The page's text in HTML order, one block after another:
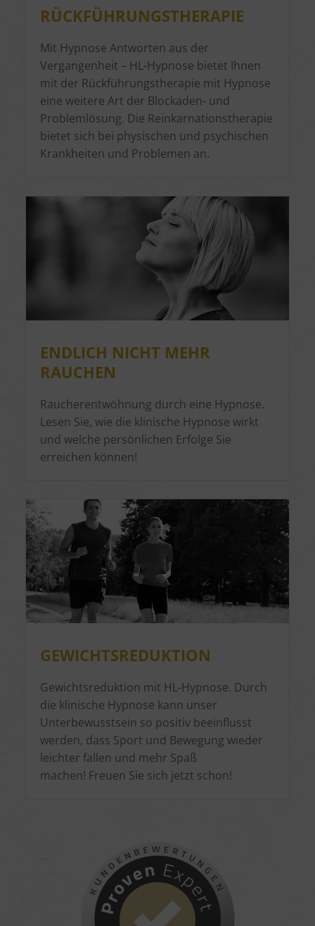
RÜCKFÜHRUNGSTHERAPIE
Mit Hypnose Antworten aus der
Vergangenheit – HL-Hypnose bietet Ihnen
mit der Rückführungstherapie mit Hypnose
eine weitere Art der Blockaden- und
Problemlösung. Die Reinkarnationstherapie
bietet sich bei physischen und psychischen
Krankheiten und Problemen an.
ENDLICH NICHT MEHR
RAUCHEN
Raucherentwöhnung durch eine Hypnose.
Lesen Sie, wie die klinische Hypnose wirkt
und welche persönlichen Erfolge Sie
erreichen können!
GEWICHTSREDUKTION
Gewichtsreduktion mit HL-Hypnose. Durch
die klinische Hypnose kann unser
Unterbewusstsein so positiv beeinflusst
werden, dass Sport und Bewegung wieder
leichter fallen und mehr Spaß
machen! Freuen Sie sich jetzt schon!